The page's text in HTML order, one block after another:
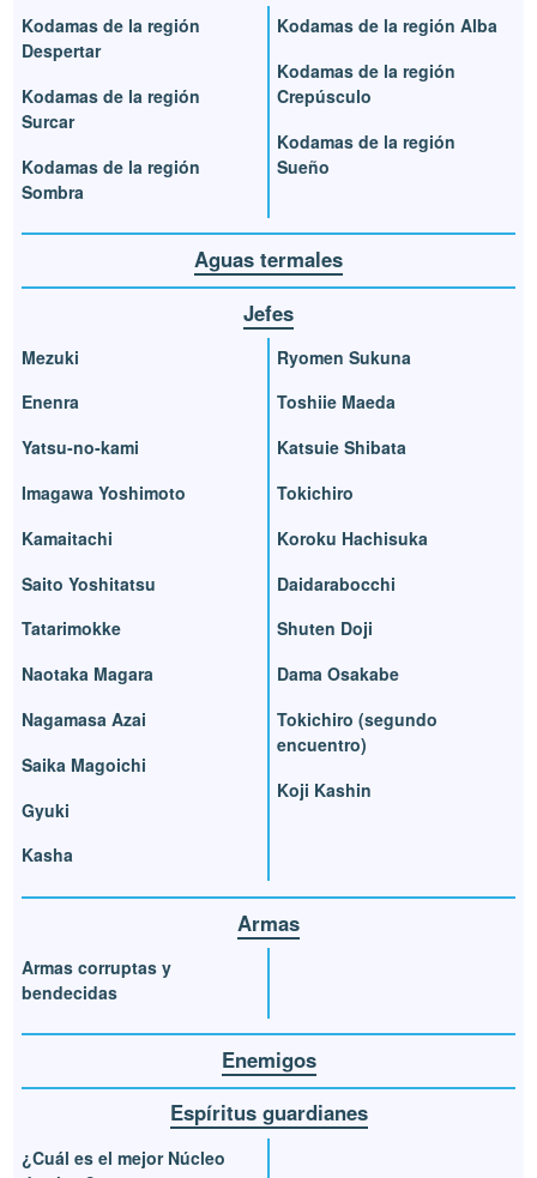
Kodamas de la región
Despertar
Kodamas de la región
Surcar
Kodamas de la región
Sombra
Kodamas de la región Alba
Kodamas de la región
Crepúsculo
Kodamas de la región
Sueño
Aguas termales
Jefes
Mezuki
Enenra
Yatsu-no-kami
Imagawa Yoshimoto
Kamaitachi
Saito Yoshitatsu
Tatarimokke
Naotaka Magara
Nagamasa Azai
Saika Magoichi
Gyuki
Kasha
Ryomen Sukuna
Toshiie Maeda
Katsuie Shibata
Tokichiro
Koroku Hachisuka
Daidarabocchi
Shuten Doji
Dama Osakabe
Tokichiro (segundo
encuentro)
Koji Kashin
Armas
Armas corruptas y
bendecidas
Enemigos
Espíritus guardianes
¿Cuál es el mejor Núcleo